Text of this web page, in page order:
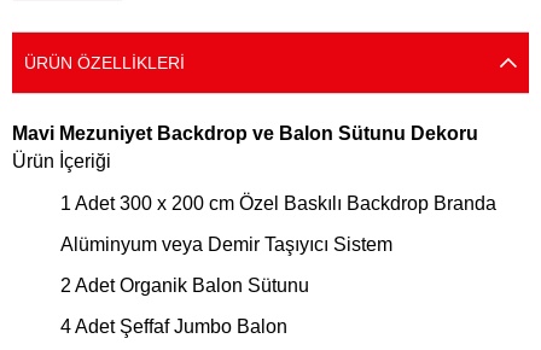
ÜRÜN ÖZELLIKLERI
Mavi Mezuniyet Backdrop ve Balon Sütunu Dekoru
Ürün İçeriği
1 Adet 300 x 200 cm Özel Baskılı Backdrop Branda
Alüminyum veya Demir Taşıyıcı Sistem
2 Adet Organik Balon Sütunu
4 Adet Şeffaf Jumbo Balon